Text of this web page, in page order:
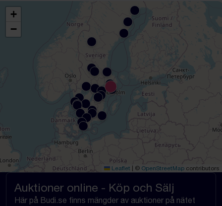
+
−
Leaflet © OpenStreetMap contributors
Auktioner online - Köp och Sälj
Här på Budi.se finns mängder av auktioner på nätet